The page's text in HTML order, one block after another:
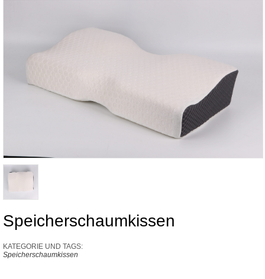
Speicherschaumkissen
KATEGORIE UND TAGS:
Speicherschaumkissen